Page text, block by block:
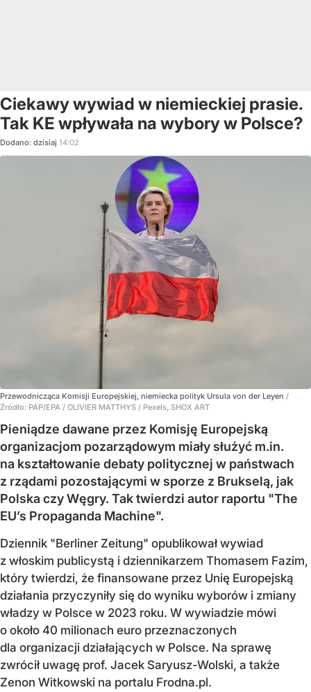
Ciekawy wywiad w niemieckiej prasie.
Tak KE wpływała na wybory w Polsce?
Dodano: dzisiaj 14:02
Przewodnicząca Komisji Europejskiej, niemiecka polityk Ursula von der Leyen /
Źródło: PAP/EPA / OLIVIER MATTHYS / Pexels, SHOX ART
Pieniądze dawane przez Komisję Europejską
organizacjom pozarządowym miały służyć m.in.
na kształtowanie debaty politycznej w państwach
z rządami pozostającymi w sporze z Brukselą, jak
Polska czy Węgry. Tak twierdzi autor raportu "The
EU’s Propaganda Machine".
Dziennik "Berliner Zeitung" opublikował wywiad
z włoskim publicystą i dziennikarzem Thomasem Fazim,
który twierdzi, że finansowane przez Unię Europejską
działania przyczyniły się do wyniku wyborów i zmiany
władzy w Polsce w 2023 roku. W wywiadzie mówi
o około 40 milionach euro przeznaczonych
dla organizacji działających w Polsce. Na sprawę
zwrócił uwagę prof. Jacek Saryusz-Wolski, a także
Zenon Witkowski na portalu Frodna.pl.